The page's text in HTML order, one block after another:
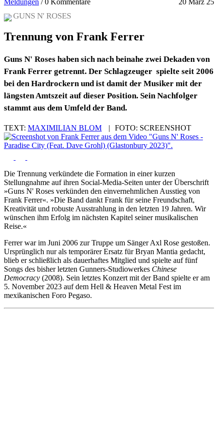
GUNS N' ROSES
Trennung von Frank Ferrer
Guns N' Roses haben sich nach beinahe zwei Dekaden von
Frank Ferrer getrennt. Der Schlagzeuger spielte seit 2006
bei den Hardrockern und ist damit der Musiker mit der
längsten Amtszeit auf dieser Position. Sein Nachfolger
stammt aus dem Umfeld der Band.
TEXT: MAXIMILIAN BLOM | FOTO: SCREENSHOT
Die Trennung verkündete die Formation in einer kurzen
Stellungnahme auf ihren Social-Media-Seiten unter der Überschrift
»Guns N' Roses verkünden den einvernehmlichen Ausstieg von
Frank Ferrer«. »Die Band dankt Frank für seine Freundschaft,
Kreativität und robuste Ausstrahlung in den letzten 19 Jahren. Wir
wünschen ihm Erfolg im nächsten Kapitel seiner musikalischen
Reise.«
Ferrer war im Juni 2006 zur Truppe um Sänger Axl Rose gestoßen.
Ursprünglich nur als temporärer Ersatz für Bryan Mantia gedacht,
blieb er schließlich als dauerhaftes Mitglied und spielte auf fünf
Songs des bisher letzten Gunners-Studiowerkes Chinese
Democracy (2008). Sein letztes Konzert mit der Band spielte er am
5. November 2023 auf dem Hell & Heaven Metal Fest im
mexikanischen Foro Pegaso.